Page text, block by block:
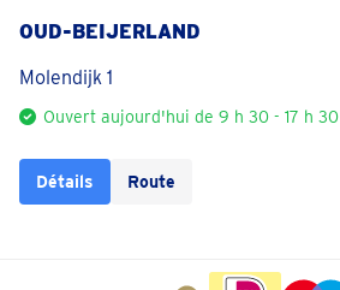
OUD-BEIJERLAND
Molendijk 1
Ouvert aujourd'hui de 9 h 30 - 17 h 30
Détails Route